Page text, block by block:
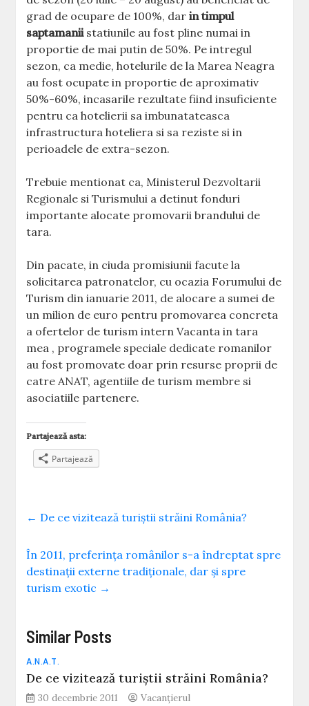
grad de ocupare de 100%, darin timpul
saptamaniistatiunile au fost pline numai in
proportie de mai putin de 50%. Pe intregul
sezon, ca medie, hotelurile de la Marea Neagra
au fost ocupate in proportie de aproximativ
50%-60%, incasarile rezultate fiind insuficiente
pentru ca hotelierii sa imbunatateasca
infrastructura hoteliera si sa reziste si in
perioadele de extra-sezon.
Trebuie mentionat ca, Ministerul Dezvoltarii
Regionale si Turismului a detinut fonduri
importante alocate promovarii brandului de
tara.
Din pacate, in ciuda promisiunii facute la
solicitarea patronatelor, cu ocazia Forumului de
Turism din ianuarie 2011, de alocare a sumei de
un milion de euro pentru promovarea concreta
a ofertelor de turism intern Vacanta in tara
mea , programele speciale dedicate romanilor
au fost promovate doar prin resurse proprii de
catre ANAT, agentiile de turism membre si
asociatiile partenere.
Partajează asta:
Partajează
← De ce vizitează turiștii străini România?
În 2011, preferința românilor s-a îndreptat spre
destinații externe tradiționale, dar și spre
turism exotic →
Similar Posts
A.N.A.T.
De ce vizitează turiștii străini România?
30 decembrie 2011 Vacanțierul